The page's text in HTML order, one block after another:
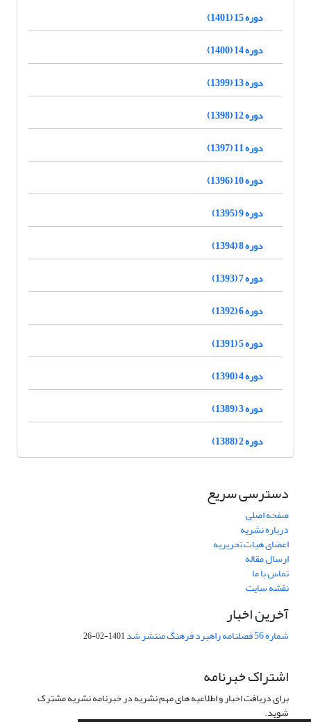
دوره 15 (1401)
دوره 14 (1400)
دوره 13 (1399)
دوره 12 (1398)
دوره 11 (1397)
دوره 10 (1396)
دوره 9 (1395)
دوره 8 (1394)
دوره 7 (1393)
دوره 6 (1392)
دوره 5 (1391)
دوره 4 (1390)
دوره 3 (1389)
دوره 2 (1388)
دسترسی سریع
صفحه اصلی
درباره نشریه
اعضای هیات تحریریه
ارسال مقاله
تماس با ما
نقشه سایت
آخرین اخبار
شماره 56 فصلنامه راهبرد فرهنگ منتشر شد 1401-02-26
اشتراک خبرنامه
برای دریافت اخبار و اطلاعیه های مهم نشریه در خبرنامه نشریه مشترک
شوید.